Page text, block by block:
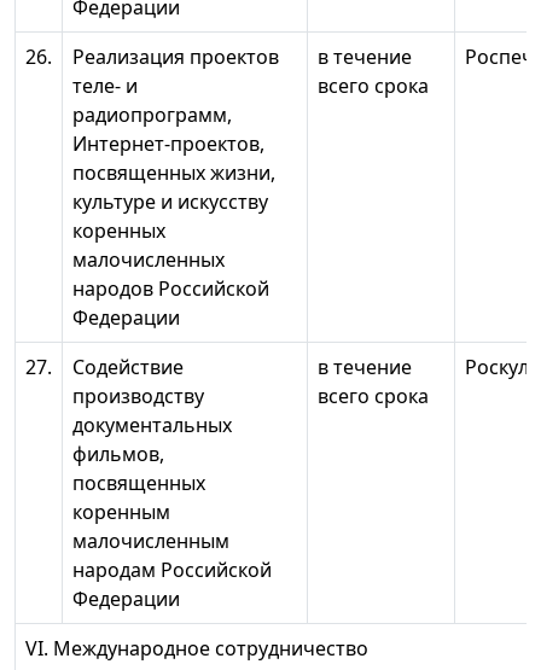
Федерации
26.
Реализация проектов
теле- и
радиопрограмм,
Интернет-проектов,
посвященных жизни,
культуре и искусству
коренных
малочисленных
народов Российской
Федерации
в течение
всего срока
27.
Содействие
производству
документальных
фильмов,
посвященных
коренным
малочисленным
народам Российской
Федерации
в течение
всего срока
VI. Международное сотрудничество